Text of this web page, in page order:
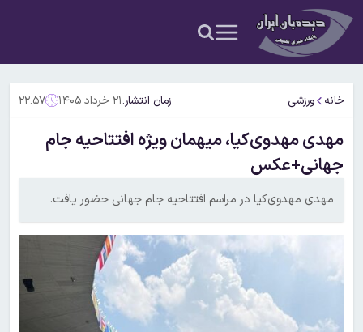
خانه ورزشی زمان انتشار:۲۱ خرداد ۱۴۰۵ ۲۲:۵۷
مهدی مهدوی‌کیا، میهمان ویژه افتتاحیه جام
جهانی+عکس
مهدی مهدوی‌کیا در مراسم افتتاحیه جام جهانی حضور یافت.